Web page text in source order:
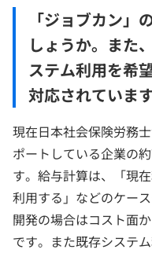
「ジョブカン」
しょうか。また
ステム利用を希
対応されています
現在日本社会保険労務
ポートしている企業の
す。給与計算は、「現
利用する」などのケー
開発の場合はコスト面
です。また既存システ